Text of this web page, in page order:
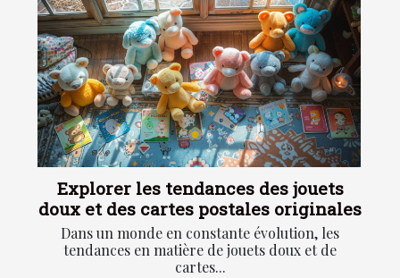
Explorer les tendances des jouets
doux et des cartes postales originales
Dans un monde en constante évolution, les
tendances en matière de jouets doux et de
cartes...